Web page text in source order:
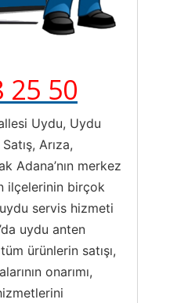
25 50
Uydu, Uydu
Arıza,
Adana’nın merkez
ilçelerinin birçok
servis hizmeti
uydu anten
ürünlerin satışı,
onarımı,